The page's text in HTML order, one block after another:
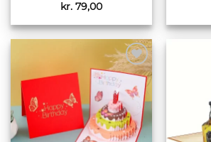
kr. 79,00
Tilføj til
ønskeliste